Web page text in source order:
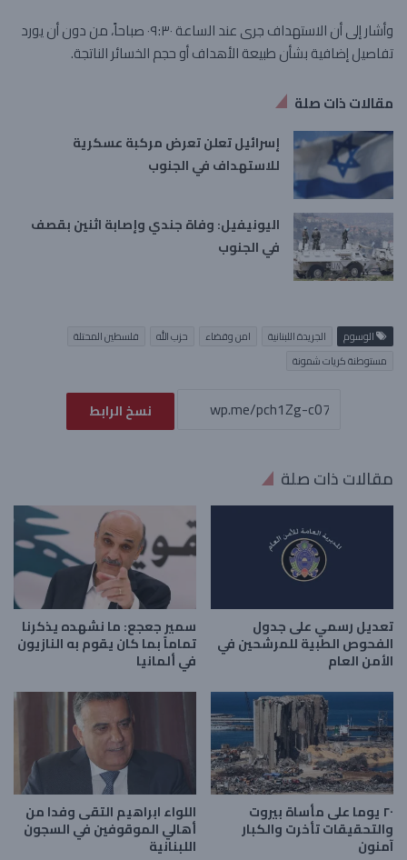
وأشار إلى أن الاستهداف جرى عند الساعة ٠٩:٣٠ صباحاً، من دون أن يورد
تفاصيل إضافية بشأن طبيعة الأهداف أو حجم الخسائر الناتجة.
مقالات ذات صلة
إسرائيل تعلن تعرض مركبة عسكرية
للاستهداف في الجنوب
اليونيفيل: وفاة جندي وإصابة اثنين بقصف
في الجنوب
الوسوم الجريدة اللبنانية امن وقضاء حزب الله
فلسطين المحتلة
مستوطنة كريات شمونة
نسخ الرابط
مقالات ذات صلة
تعديل رسمي على جدول
الفحوص الطبية للمرشحين في
الأمن العام
سمير جعجع: ما نشهده يذكرنا
تماماً بما كان يقوم به النازيون
في ألمانيا
٢٠ يوما على مأساة بيروت
والتحقيقات تأخرت والكبار
آمنون
اللواء ابراهيم التقى وفدا من
أهالي الموقوفين في السجون
اللبنانية